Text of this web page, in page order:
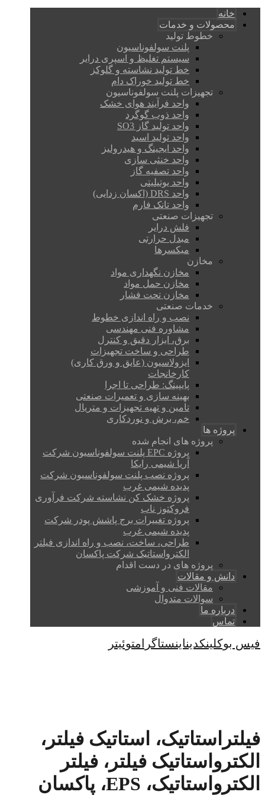
خانه
محصولات و خدمات
خطوط تولید
پلنت سولفوناسیون
سیستم تغلیظ و اسپری درایر
خط تولید نشاسته و گلوکز
خط تولید خوراک دام
تجهیزات پلنت سولفوناسیون
واحد فرآیند هوای خشک
واحد ذوب گوگرد
واحد تولید گاز SO3
واحد تولید اسید
واحد ایجینگ و هیدرولیز
واحد خنثی سازی
واحد تصفیه گاز
واحد یوتیلیتی
واحد DRS (اکسان زدایی)
واحد تانک فارم
تجهیزات صنعتی
فلش درایر
مبدل حرارتی
میکسرها
مخازن
مخازن نگهداری مواد
مخازن حمل مواد
مخازن تحت فشار
خدمات صنعتی
نصب و راه اندازی خطوط
مشاوره فنی مهندسی
برق، ابزار دقیق و کنترل
طراحی و ساخت تجهیزات
ایزولاسیون (عایق و ورق کاری)
کارخانجات
پایپینگ: طراحی تا اجرا
بهینه سازی و تعمیرات صنعتی
تامین و تهیه تجهیزات و متریال
خم، برش و نوردکاری
پروژه ها
پروژه های انجام شده
پروژه EPC پلنت سولفوناسیون شرکت
آریا شیمی رایکا
پروژه نصب پلنت سولفوناسیون شرکت
پدیده شیمی غرب
پروژه خشک کن نشاسته شرکت فرآوری
فروکتوز ناب
پروژه تغییرات برج پاشش پودر شرکت
پدیده شیمی غرب
طراحی، ساخت، نصب و راه اندازی فیلتر
الکترواستاتیک شرکت پاکسان
پروژه های در دست اقدام
دانش و مقالات
مقالات فنی و آموزشی
سوالات متدوال
درباره ما
تماس
فیس بوکلینکدیناینستاگرامتوئیتر
فیلتراستاتیک، استاتیک فیلتر،
الکترواستاتیک فیلتر، فیلتر
الکترواستاتیک، EPS، پاکسان